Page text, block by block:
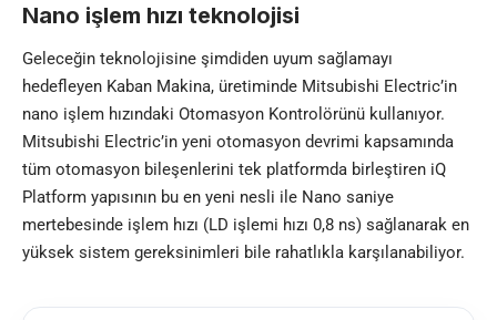
Nano işlem hızı teknolojisi
Geleceğin teknolojisine şimdiden uyum sağlamayı
hedefleyen Kaban Makina, üretiminde Mitsubishi Electric’in
nano işlem hızındaki Otomasyon Kontrolörünü kullanıyor.
Mitsubishi Electric’in yeni otomasyon devrimi kapsamında
tüm otomasyon bileşenlerini tek platformda birleştiren iQ
Platform yapısının bu en yeni nesli ile Nano saniye
mertebesinde işlem hızı (LD işlemi hızı 0,8 ns) sağlanarak en
yüksek sistem gereksinimleri bile rahatlıkla karşılanabiliyor.